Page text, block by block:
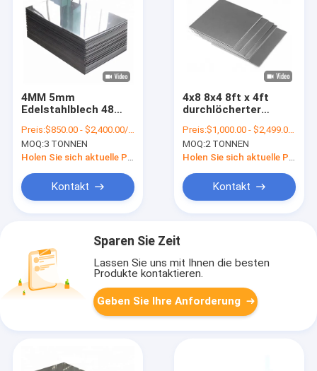
4MM 5mm
Edelstahlblech 48
Metallplatten Aisi
316 x 96 5 x 10
Preis:$850.00 - $2,400.00/Tons
MOQ:3 TONNEN
Holen Sie sich aktuelle Preis
Kontakt
4x8 8x4 8ft x 4ft
durchlöcherter
Sheet 8mm 10mm
12mm 15mm 16mm
18mm 20mm
Preis:$1,000.00 - $2,499.00/Tons
MOQ:2 TONNEN
Holen Sie sich aktuelle Preis
Kontakt
Sparen Sie Zeit
Lassen Sie uns mit Ihnen die besten
Produkte kontaktieren.
Geben Sie Ihre Anforderung